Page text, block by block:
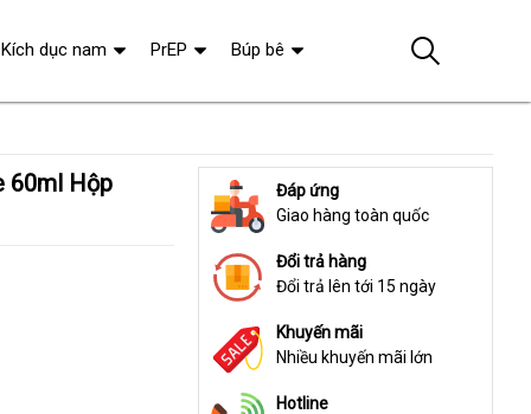
Đáp ứng
Giao hàng toàn quốc
Đổi trả hàng
Đổi trả lên tới 15 ngày
Khuyến mãi
Nhiều khuyến mãi lớn
Hotline
Kích dục nam PrEP Búp bê